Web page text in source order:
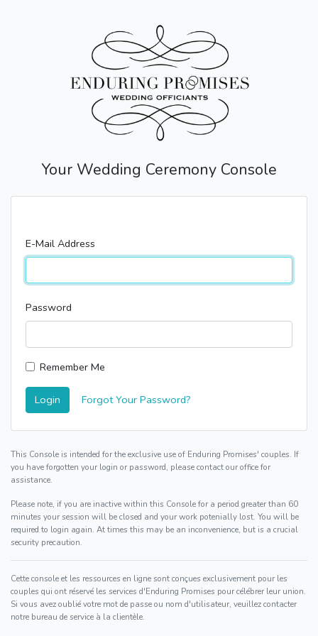
Your Wedding Ceremony Console
E-Mail Address
Password
Remember Me
Login Forgot Your Password?
This Console is intended for the exclusive use of Enduring Promises' couples. If
you have forgotten your login or password, please contact our office for
assistance.
Please note, if you are inactive within this Console for a period greater than 60
minutes your session will be closed and your work potenially lost. You will be
required to login again. At times this may be an inconvenience, but is a crucial
security precaution.
Cette console et les ressources en ligne sont conçues exclusivement pour les
couples qui ont réservé les services d'Enduring Promises pour célébrer leur union.
Si vous avez oublié votre mot de passe ou nom d'utilisateur, veuillez contacter
notre bureau de service à la clientèle.